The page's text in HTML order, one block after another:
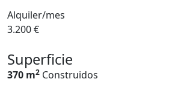
Alquiler/mes
3.200 €
Superficie
370 m2 Construidos